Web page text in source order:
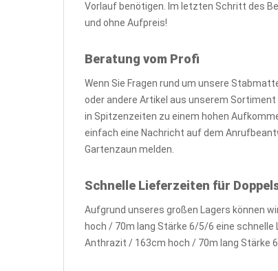
Vorlauf benötigen. Im letzten Schritt des
und ohne Aufpreis!
Beratung vom Profi
Wenn Sie Fragen rund um unsere
oder andere Artikel aus unserem
in Spitzenzeiten zu einem hohen
einfach eine Nachricht auf dem
Gartenzaun melden.
Schnelle Lieferzeiten für
Aufgrund unseres großen Lagers können
hoch / 70m lang Stärke 6/5/6 eine
Anthrazit / 163cm hoch / 70m lang Stärke